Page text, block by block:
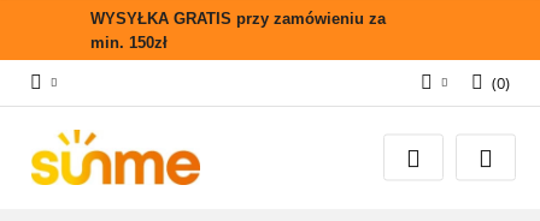
WYSYŁKA GRATIS przy zamówieniu za
min. 150zł
Zaloguj się
Zarejestruj się
(0)